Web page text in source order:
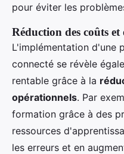
pour éviter les
Réduction des coûts
L'implémentation d'une
connecté se révèle
rentable grâce à la
opérationnels. Par
formation grâce à des
ressources
les erreurs et en